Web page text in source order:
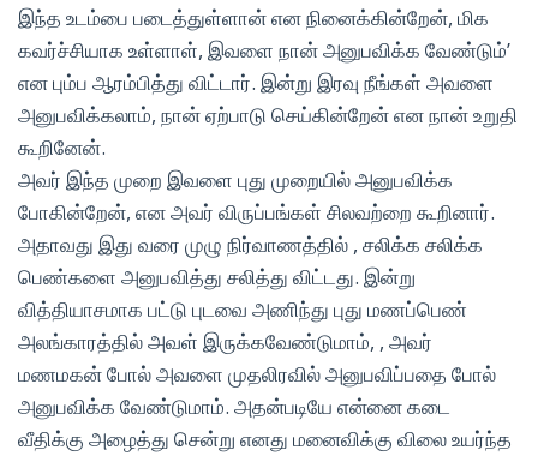
இந்த உடம்பை படைத்துள்ளான் என நினைக்கின்றேன், மிக
கவர்ச்சியாக உள்ளாள், இவளை நான் அனுபவிக்க வேண்டும்’
என பும்ப ஆரம்பித்து விட்டார். இன்று இரவு நீங்கள் அவளை
அனுபவிக்கலாம், நான் ஏற்பாடு செய்கின்றேன் என நான் உறுதி
கூறினேன்.
அவர் இந்த முறை இவளை புது முறையில் அனுபவிக்க
போகின்றேன், என அவர் விருப்பங்கள் சிலவற்றை கூறினார்.
அதாவது இது வரை முழு நிர்வாணத்தில் , சலிக்க சலிக்க
பெண்களை அனுபவித்து சலித்து விட்டது. இன்று
வித்தியாசமாக பட்டு புடவை அணிந்து புது மணப்பெண்
அலங்காரத்தில் அவள் இருக்கவேண்டுமாம், , அவர்
மணமகன் போல் அவளை முதலிரவில் அனுபவிப்பதை போல்
அனுபவிக்க வேண்டுமாம். அதன்படியே என்னை கடை
வீதிக்கு அழைத்து சென்று எனது மனைவிக்கு விலை உயர்ந்த